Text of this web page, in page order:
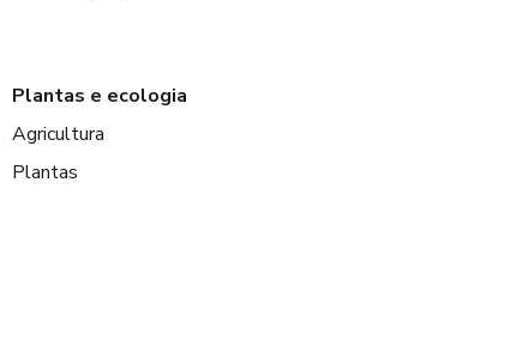
Plantas e ecologia
Agricultura
Plantas